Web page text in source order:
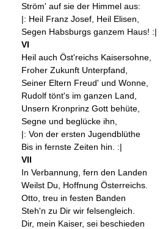
Ström' auf sie der Himmel aus:
|: Heil Franz Josef, Heil Elisen,
Segen Habsburgs ganzem Haus! :|
VI
Heil auch Öst'reichs Kaisersohne,
Froher Zukunft Unterpfand,
Seiner Eltern Freud' und Wonne,
Rudolf tönt's im ganzen Land,
Unsern Kronprinz Gott behüte,
Segne und beglücke ihn,
|: Von der ersten Jugendblüthe
Bis in fernste Zeiten hin. :|
VII
In Verbannung, fern den Landen
Weilst Du, Hoffnung Österreichs.
Otto, treu in festen Banden
Steh'n zu Dir wir felsengleich.
Dir, mein Kaiser, sei beschieden